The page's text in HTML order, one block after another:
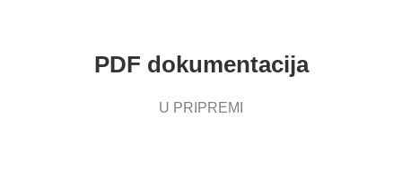
PDF dokumentacija
U PRIPREMI